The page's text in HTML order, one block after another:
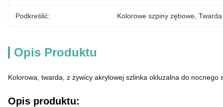
Podkreślić: Kolorowe szpiny zębowe,
Opis Produktu
Kolorowa, twarda, z żywicy akrylowej szlinka okluzalna do nocnego
Opis produktu: